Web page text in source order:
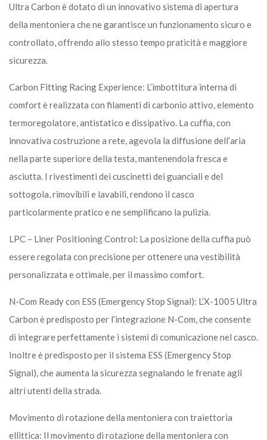
Ultra Carbon è dotato di un innovativo sistema di apertura
della mentoniera che ne garantisce un funzionamento sicuro e
controllato, offrendo allo stesso tempo praticità e maggiore
sicurezza.
Carbon Fitting Racing Experience: L’imbottitura interna di
comfort è realizzata con filamenti di carbonio attivo, elemento
termoregolatore, antistatico e dissipativo. La cuffia, con
innovativa costruzione a rete, agevola la diffusione dell’aria
nella parte superiore della testa, mantenendola fresca e
asciutta. I rivestimenti dei cuscinetti dei guanciali e del
sottogola, rimovibili e lavabili, rendono il casco
particolarmente pratico e ne semplificano la pulizia.
LPC – Liner Positioning Control: La posizione della cuffia può
essere regolata con precisione per ottenere una vestibilità
personalizzata e ottimale, per il massimo comfort.
N-Com Ready con ESS (Emergency Stop Signal): L’X-1005 Ultra
Carbon è predisposto per l’integrazione N-Com, che consente
di integrare perfettamente i sistemi di comunicazione nel casco.
Inoltre è predisposto per il sistema ESS (Emergency Stop
Signal), che aumenta la sicurezza segnalando le frenate agli
altri utenti della strada.
Movimento di rotazione della mentoniera con traiettoria
ellittica: Il movimento di rotazione della mentoniera con